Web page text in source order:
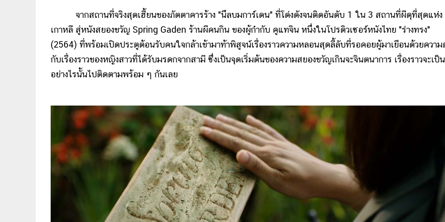
จากสถานที่จริงสุดเฮี้ยนของภัตตาคารร้าง "นึลบมการ์เดน" ที่โด่งดังจนติดอันดับ 1 ใน 3 สถานที่ผีดุที่สุดแห่ง
เกาหลี สู่หนังสยองขวัญ Spring Gaden ร้านผีคนกิน ของผู้กำกับ คูแทจิน หนึ่งในโปรดิวเซอร์หนังไทย "ร่างทรง"
(2564) ที่พร้อมเปิดประตูต้อนรับคนใจกล้าเข้ามาท้าพิสูจน์เรื่องราวความหลอนสุดลี้ลับที่รอคอยผู้มาเยือนด้วยความ
กับเรื่องราวของหญิงสาวที่ได้รับมรดกจากสามี ซึ่งเป็นจุดเริ่มต้นของความสยองขวัญเกินจะจินตนาการ เรื่องราวจะเป็น
อย่างไรนั้นไปติดตามพร้อม ๆ กันเลย